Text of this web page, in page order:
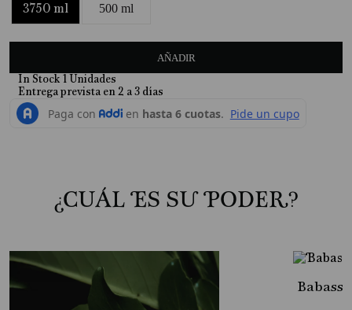
3750 ml 500 ml
AÑADIR
In Stock 1Unidades
¿CUÁL ES SU PODER?
Babassú